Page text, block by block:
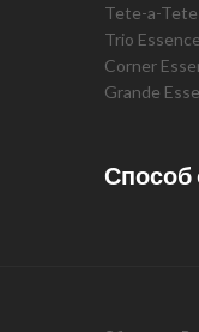
Tete-a-Tete
Trio
Corner
Grande
Способ